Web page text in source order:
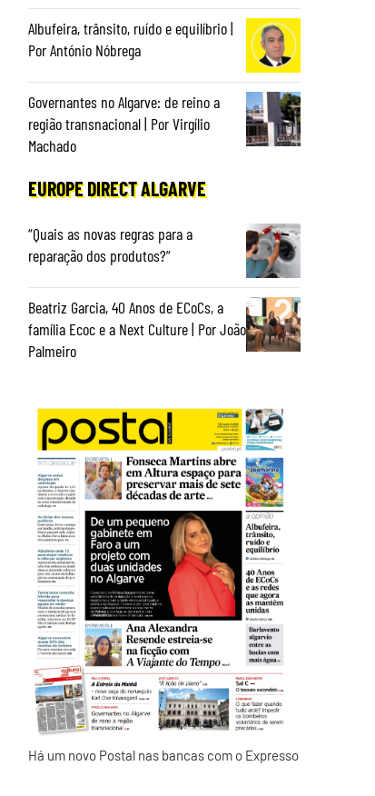
Albufeira, trânsito, ruído e equilíbrio |
Por António Nóbrega
Governantes no Algarve: de reino a
região transnacional | Por Virgílio
Machado
EUROPE DIRECT ALGARVE
“Quais as novas regras para a
reparação dos produtos?”
Beatriz Garcia, 40 Anos de ECoCs, a
família Ecoc e a Next Culture | Por João
Palmeiro
Há um novo Postal nas bancas com o Expresso